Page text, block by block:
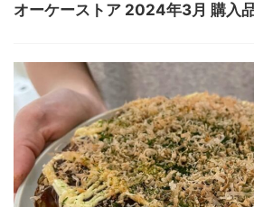
オーケーストア 2024年3月 購入